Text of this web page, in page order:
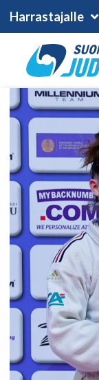
Harrastajalle